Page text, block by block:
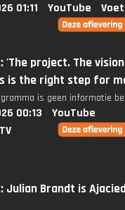
01:11 YouTube
'The project. The
is the right step for
is geen informatie
00:13
YouTube
Julian Brandt is